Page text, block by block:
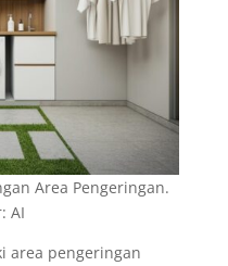
Area Pengeringan.
AI
area pengeringan